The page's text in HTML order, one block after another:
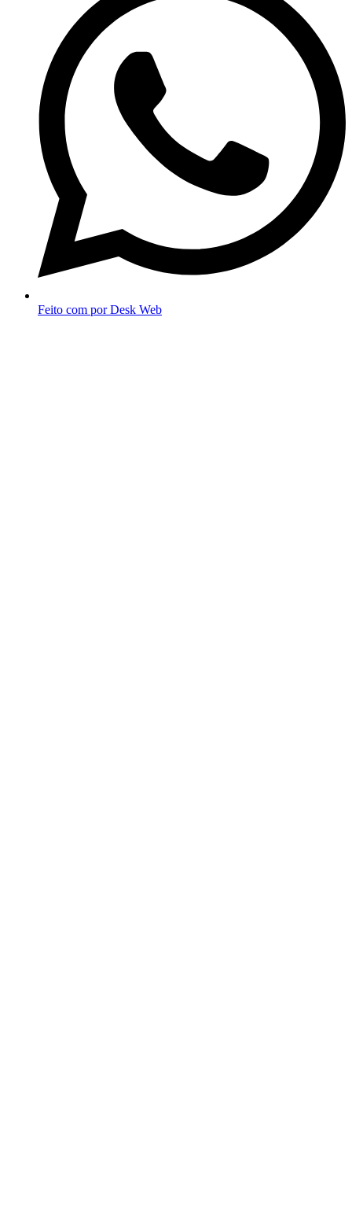
Feito com por Desk Web